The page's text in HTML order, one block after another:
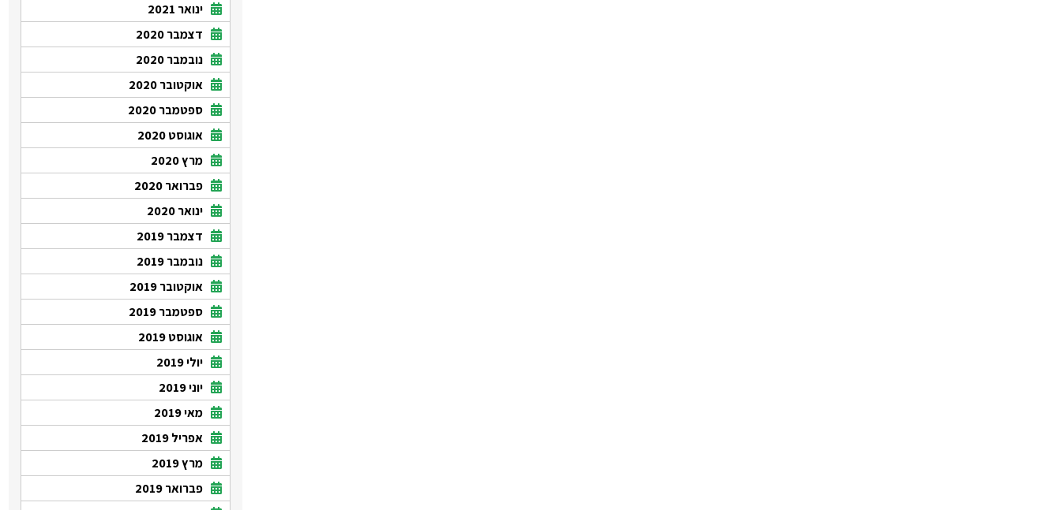
ינואר 2021
דצמבר 2020
נובמבר 2020
אוקטובר 2020
ספטמבר 2020
אוגוסט 2020
מרץ 2020
פברואר 2020
ינואר 2020
דצמבר 2019
נובמבר 2019
אוקטובר 2019
ספטמבר 2019
אוגוסט 2019
יולי 2019
יוני 2019
מאי 2019
אפריל 2019
מרץ 2019
פברואר 2019